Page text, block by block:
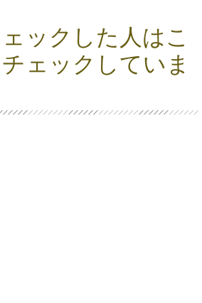
ックした人はこ
ェックしていま